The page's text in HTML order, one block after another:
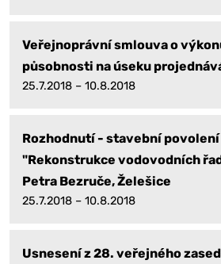
Veřejnoprávní smlouva o
působnosti na úseku
25.7.2018 – 10.8.2018
Rozhodnutí - stavební
"Rekonstrukce vodovodních
Petra Bezruče, Želešice
25.7.2018 – 10.8.2018
Usnesení z 28. veřejného